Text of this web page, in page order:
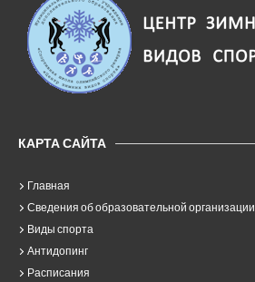
КАРТА САЙТА
Главная
Сведения об образовательной организации
Виды спорта
Антидопинг
Расписания